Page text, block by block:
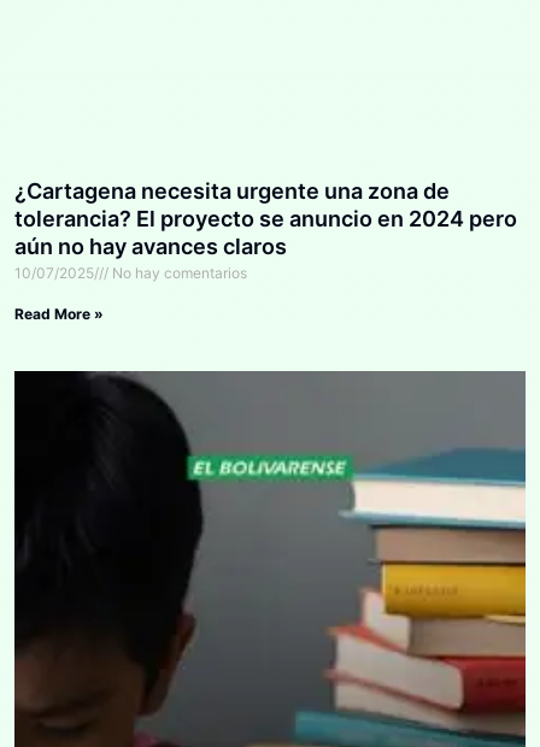
¿Cartagena necesita urgente una zona de
tolerancia? El proyecto se anuncio en 2024 pero
aún no hay avances claros
10/07/2025 No hay comentarios
Read More »